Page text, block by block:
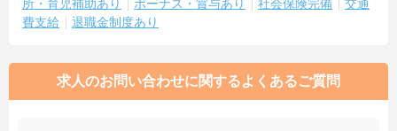
所・育児補助あり
ボーナス・賞与あり 社会保険完備
交通
費支給
退職金制度あり
求人のお問い合わせに関するよくあるご質問